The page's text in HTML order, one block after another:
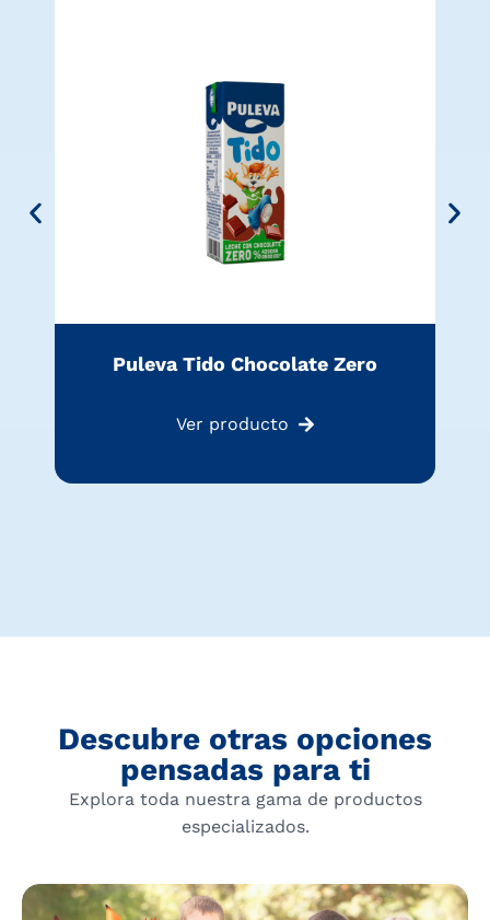
Puleva Tido Chocolate Zero
Ver producto
Descubre otras opciones
pensadas para ti
Explora toda nuestra gama de productos
especializados.